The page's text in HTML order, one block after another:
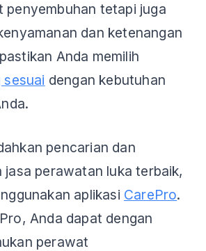
penyembuhan tetapi juga
dan ketenangan
Anda memilih
sesuai dengan kebutuhan
pencarian dan
jasa perawatan luka terbaik,
aplikasi CarePro.
Anda dapat dengan
perawat